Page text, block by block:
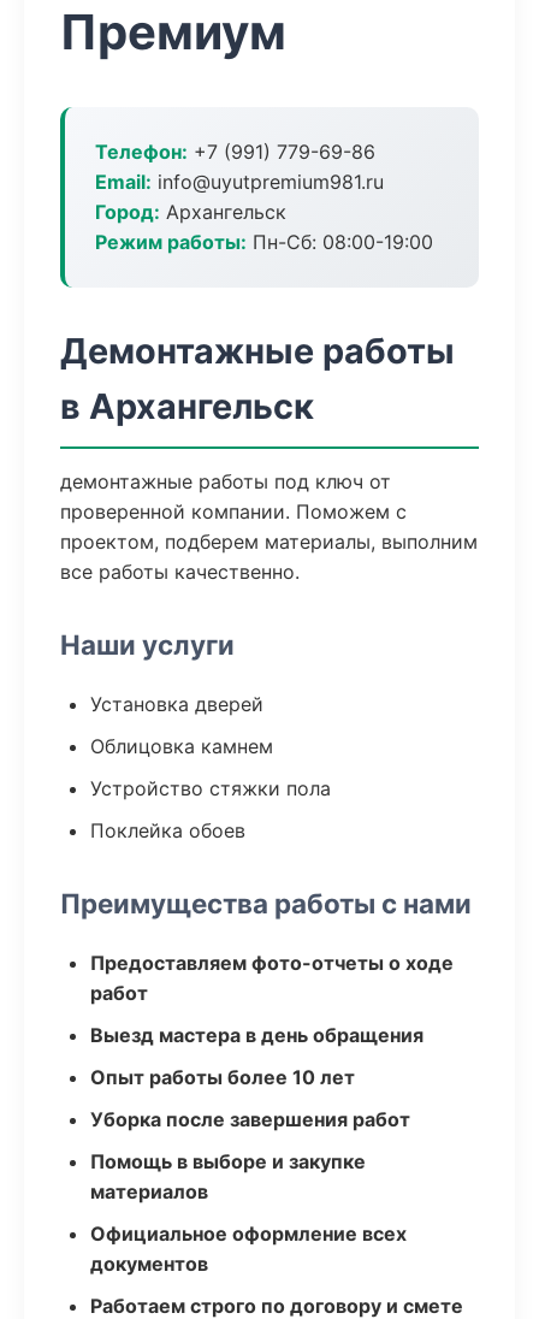
Премиум
Телефон: +7 (991) 779-69-86
Email: info@uyutpremium981.ru
Город: Архангельск
Режим работы: Пн-Сб: 08:00-19:00
Демонтажные работы
в Архангельск
демонтажные работы под ключ от
проверенной компании. Поможем с
проектом, подберем материалы, выполним
все работы качественно.
Наши услуги
Установка дверей
Облицовка камнем
Устройство стяжки пола
Поклейка обоев
Преимущества работы с нами
Предоставляем фото-отчеты о ходе
работ
Выезд мастера в день обращения
Опыт работы более 10 лет
Уборка после завершения работ
Помощь в выборе и закупке
материалов
Официальное оформление всех
документов
Работаем строго по договору и смете